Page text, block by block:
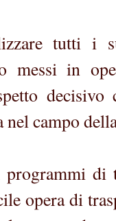
tutti i
messi in
decisivo
nel campo
programmi di
opera di